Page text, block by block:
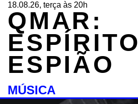
18.08.26, terça às 20h
QMAR:
ESPÍRITO
ESPIÃO
MÚSICA